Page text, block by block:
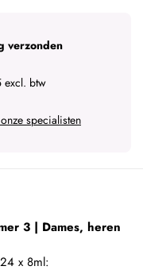
verzonden
excl. btw
specialisten
3 | Dames, heren
x 8ml: